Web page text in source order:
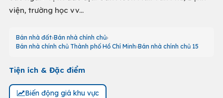
viện, trường học vv...
Bán nhà đất Bán nhà chính chủ
Bán nhà chính chủ Thành phố Hồ Chí Minh Bán nhà chính chủ 15
Tiện ích & Đặc điểm
Biến động giá khu vực